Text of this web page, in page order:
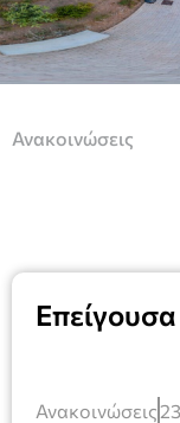
Ανακοινώσεις
Ανακοινώσεις